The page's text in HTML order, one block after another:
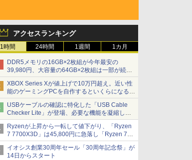
アクセスランキング
1時間 24時間 1週間 1カ月
DDR5メモリの16GB×2枚組が今年最安の
39,980円、大容量の64GB×2枚組は一部が続騰
[8月前半のメモリ価格]
XBOX Series Xが値上げで10万円超え。近い性
能のゲーミングPCを自作するといくらになる？
【石田賀津男の『酒の肴にPCゲーム』】
USBケーブルの確認に特化した「USB Cable
Checker Lite」が登場、必要な機能を凝縮しコ
ンパクトに 7日発売
Ryzenが上昇から一転して値下がり、「Ryzen
7 7700X3D」は45,800円に急落し「Ryzen 7
7800X3D」との価格逆転解消 [8月前半のCPU
価格]
イオシス創業30周年セール「30周年記念祭」が
14日からスタート